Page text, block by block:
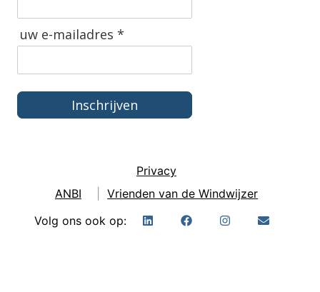
uw e-mailadres *
Inschrijven
Privacy
ANBI
Vrienden van de Windwijzer
Volg ons ook op: